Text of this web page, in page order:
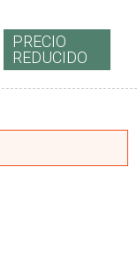
PRECIO
REDUCIDO